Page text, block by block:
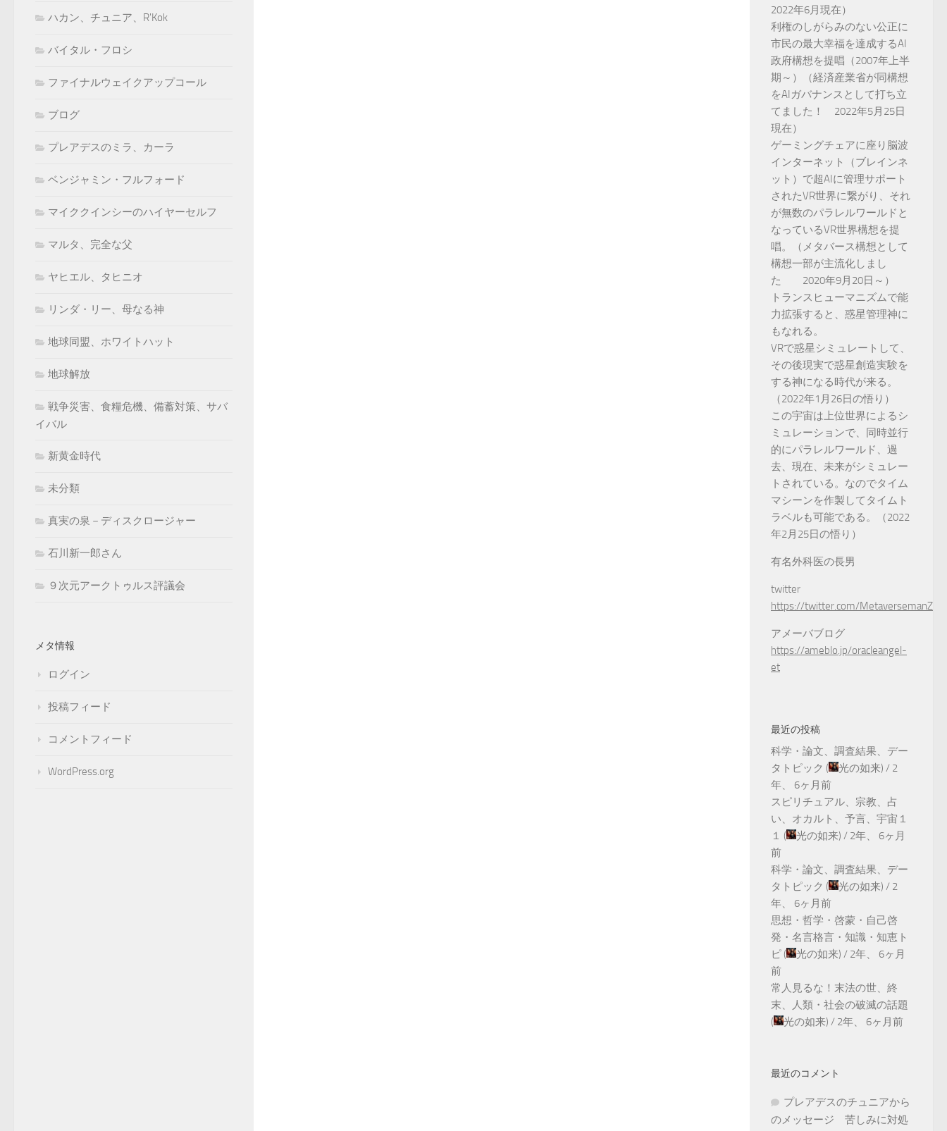
ハカン、チュニア、R'Kok
バイタル・フロシ
ファイナルウェイクアップコール
ブログ
プレアデスのミラ、カーラ
ベンジャミン・フルフォード
マイククインシーのハイヤーセルフ
マルタ、完全な父
ヤヒエル、タヒニオ
リンダ・リー、母なる神
地球同盟、ホワイトハット
地球解放
戦争災害、食糧危機、備蓄対策、サバ
イバル
新黄金時代
未分類
真実の泉－ディスクロージャー
石川新一郎さん
９次元アークトゥルス評議会
メタ情報
ログイン
投稿フィード
コメントフィード
WordPress.org
2022年6月現在）
利権のしがらみのない公正に
市民の最大幸福を達成するAI
政府構想を提唱（2007年上半
期～）（経済産業省が同構想
をAIガバナンスとして打ち立
てました！ 2022年5月25日
現在）
ゲーミングチェアに座り脳波
インターネット（ブレインネ
ット）で超AIに管理サポート
されたVR世界に繋がり、それ
が無数のパラレルワールドと
なっているVR世界構想を提
唱。（メタバース構想として
構想一部が主流化しまし
た 2020年9月20日～）
トランスヒューマニズムで能
力拡張すると、惑星管理神に
もなれる。
VRで惑星シミュレートして、
その後現実で惑星創造実験を
する神になる時代が来る。
（2022年1月26日の悟り）
この宇宙は上位世界によるシ
ミュレーションで、同時並行
的にパラレルワールド、過
去、現在、未来がシミュレー
トされている。なのでタイム
マシーンを作製してタイムト
ラベルも可能である。（2022
年2月25日の悟り）
有名外科医の長男
twitter
https://twitter.com/MetaversemanZ
アメーバブログ
https://ameblo.jp/oracleangel-
et
最近の投稿
科学・論文、調査結果、デー
タトピック ( 光の如来) / 2
年、 6ヶ月前
スピリチュアル、宗教、占
い、オカルト、予言、宇宙１
１ ( 光の如来) / 2年、 6ヶ月
前
科学・論文、調査結果、デー
タトピック ( 光の如来) / 2
年、 6ヶ月前
思想・哲学・啓蒙・自己啓
発・名言格言・知識・知恵ト
ピ ( 光の如来) / 2年、 6ヶ月
前
常人見るな！末法の世、終
末、人類・社会の破滅の話題
(
光の如来) / 2年、 6ヶ月前
最近のコメント
プレアデスのチュニアから
のメッセージ 苦しみに対処